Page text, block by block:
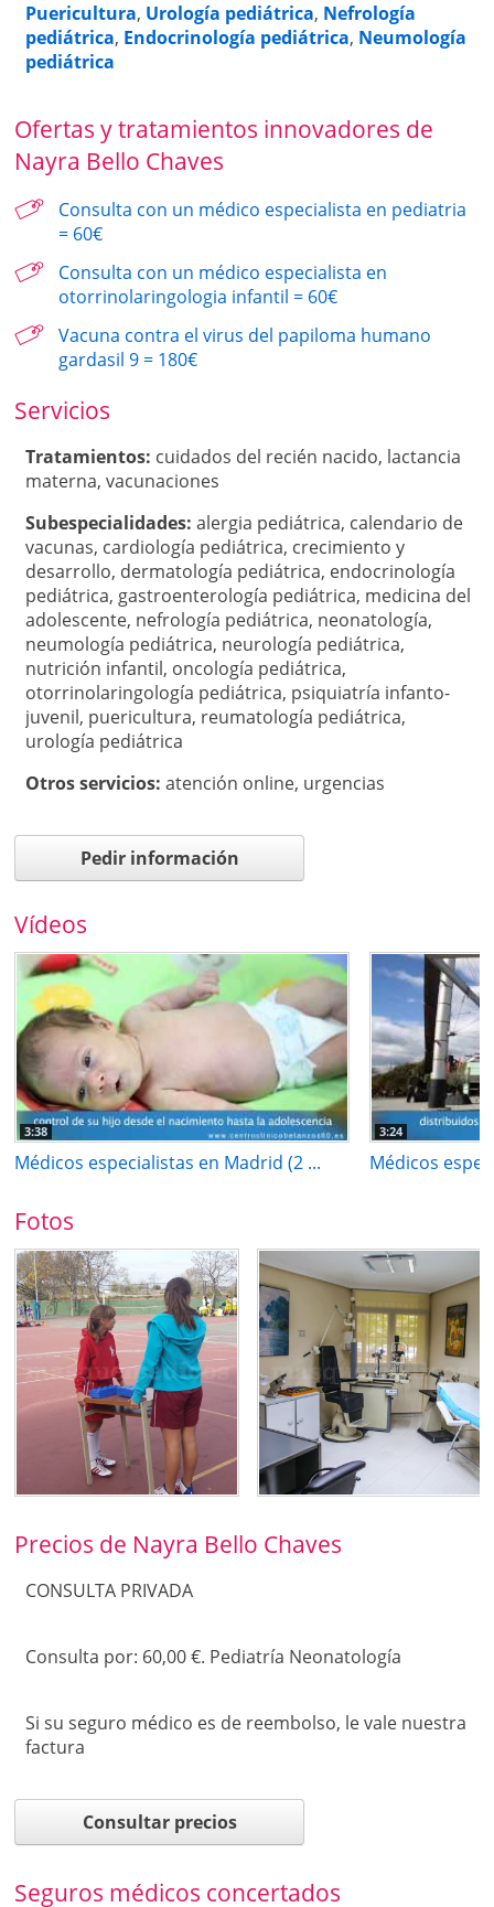
Puericultura, Urología pediátrica, Nefrología
pediátrica, Endocrinología pediátrica, Neumología
pediátrica
Ofertas y tratamientos innovadores de
Nayra Bello Chaves
Consulta con un médico especialista en pediatria
= 60€
Consulta con un médico especialista en
otorrinolaringologia infantil = 60€
Vacuna contra el virus del papiloma humano
gardasil 9 = 180€
Servicios
Tratamientos: cuidados del recién nacido, lactancia
materna,vacunaciones
Subespecialidades: alergia pediátrica, calendario de
vacunas, cardiología pediátrica, crecimiento y
desarrollo, dermatología pediátrica, endocrinología
pediátrica, gastroenterología pediátrica, medicina del
adolescente, nefrología pediátrica, neonatología,
neumología pediátrica, neurología pediátrica,
nutrición infantil, oncología pediátrica,
otorrinolaringología pediátrica, psiquiatría infanto-
juvenil, puericultura, reumatología pediátrica,
urología pediátrica
Otros servicios: atención online, urgencias
Pedir información
Vídeos
3:38
Médicos especialistas en Madrid (2 ...
3:24
Médicos
Fotos
Precios de Nayra Bello Chaves
CONSULTA PRIVADA
Consulta por: 60,00 €. Pediatría Neonatología
Si su seguro médico es de reembolso, le vale nuestra
factura
Consultar precios
Seguros médicos concertados